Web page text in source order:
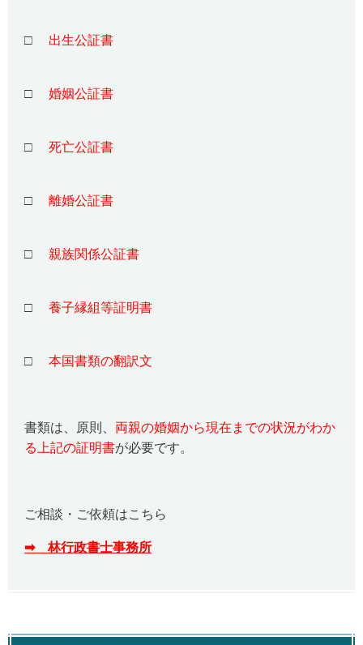
□ 出生公証書
□ 婚姻公証書
□ 死亡公証書
□ 離婚公証書
□ 親族関係公証書
□ 養子縁組等証明書
□ 本国書類の翻訳文
書類は、原則、 両親の婚姻から現在までの状況がわか
る上記の証明書が必要です。
ご相談・ご依頼はこちら
➡ 林行政書士事務所